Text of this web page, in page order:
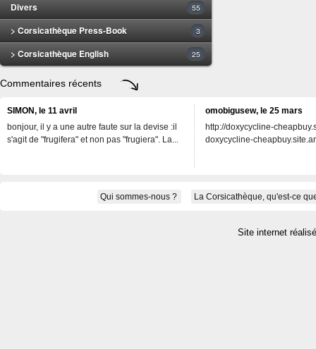
Divers 55
> Corsicathèque Press-Book 3
> Corsicathèque English 25
Commentaires récents
SIMON, le 11 avril
bonjour, il y a une autre faute sur la devise :il
s'agit de "frugifera" et non pas "frugiera". La...
omobigusew, le 25 mars
http://doxycycline-
doxycycline-
Qui sommes-nous ? La Corsicathèque, qu'est-ce
Site internet